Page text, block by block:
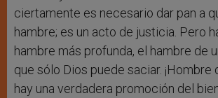
ciertamente es necesario dar pan a
hambre; es un acto de justicia. Pero
hambre más profunda, el hambre de
que sólo Dios puede saciar. ¡Hombre
hay una verdadera promoción del